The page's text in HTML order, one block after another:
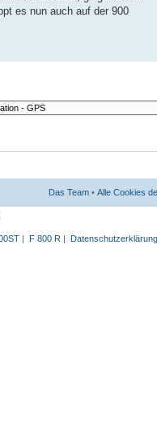
es nun auch auf der 900
Das Team • Alle Cookies
| F 800 R | Datenschutzerklärung